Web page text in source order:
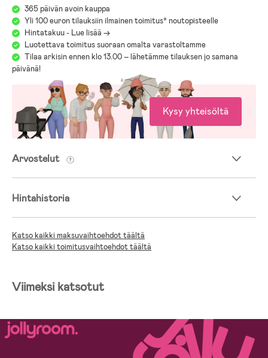
365 päivän avoin kauppa
Yli 100 euron tilauksiin ilmainen toimitus* noutopisteelle
Hintatakuu - Lue lisää ->
Luotettava toimitus suoraan omalta varastoltamme
Tilaa arkisin ennen klo 13.00 – lähetämme tilauksen jo samana
päivänä!
Kysy yhteisöltä
Arvostelut
Hintahistoria
Katso kaikki maksuvaihtoehdot täältä
Katso kaikki toimitusvaihtoehdot täältä
Viimeksi katsotut